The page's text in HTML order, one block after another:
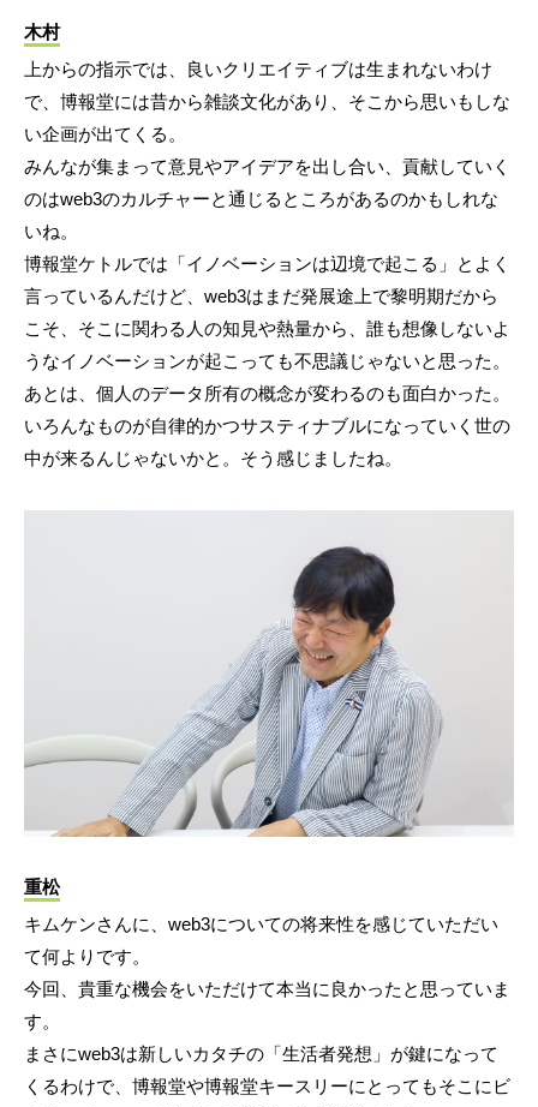
木村
上からの指示では、良いクリエイティブは生まれないわけ
で、博報堂には昔から雑談文化があり、そこから思いもしな
い企画が出てくる。
みんなが集まって意見やアイデアを出し合い、貢献していく
のはweb3のカルチャーと通じるところがあるのかもしれな
いね。
博報堂ケトルでは「イノベーションは辺境で起こる」とよく
言っているんだけど、web3はまだ発展途上で黎明期だから
こそ、そこに関わる人の知見や熱量から、誰も想像しないよ
うなイノベーションが起こっても不思議じゃないと思った。
あとは、個人のデータ所有の概念が変わるのも面白かった。
いろんなものが自律的かつサスティナブルになっていく世の
中が来るんじゃないかと。そう感じましたね。
重松
キムケンさんに、web3についての将来性を感じていただい
て何よりです。
今回、貴重な機会をいただけて本当に良かったと思っていま
す。
まさにweb3は新しいカタチの「生活者発想」が鍵になって
くるわけで、博報堂や博報堂キースリーにとってもそこにビ